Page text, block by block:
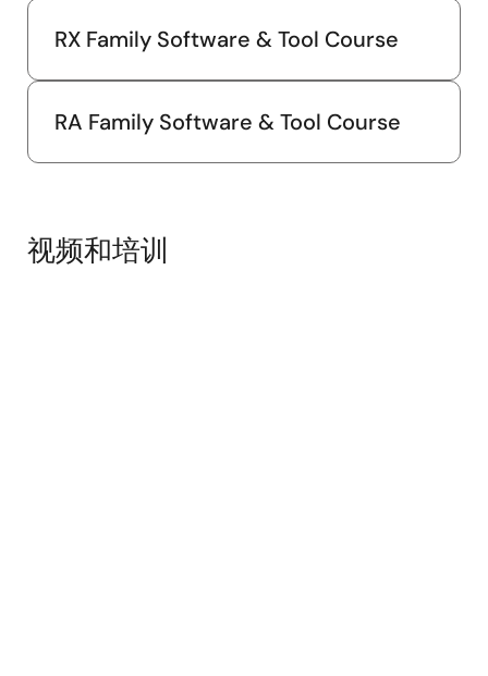
RX Family Software & Tool Course
RA Family Software & Tool Course
视频和培训